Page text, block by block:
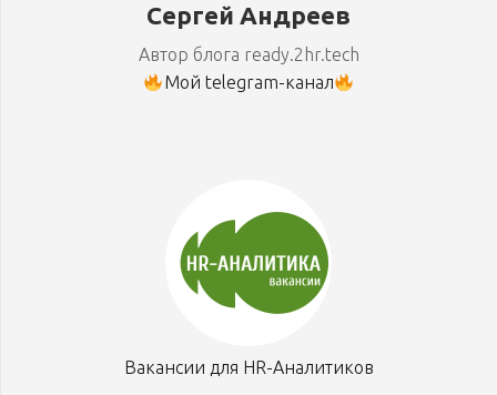
Сергей Андреев
Автор блога ready.2hr.tech
Мой telegram-канал
Вакансии для HR-Аналитиков